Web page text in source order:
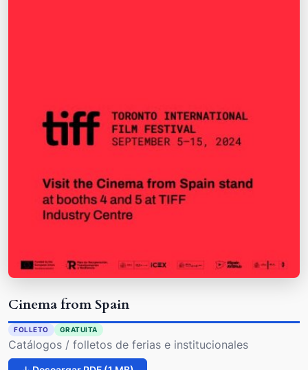
Cinema from Spain
FOLLETO GRATUITA
Catálogos / folletos de ferias e institucionales